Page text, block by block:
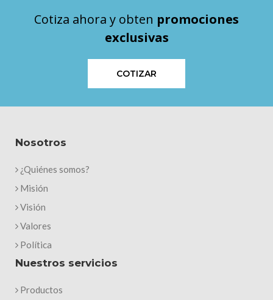
Cotiza ahora y obten promociones
exclusivas
COTIZAR
Nosotros
¿Quiénes somos?
Misión
Visión
Valores
Política
Nuestros servicios
Productos